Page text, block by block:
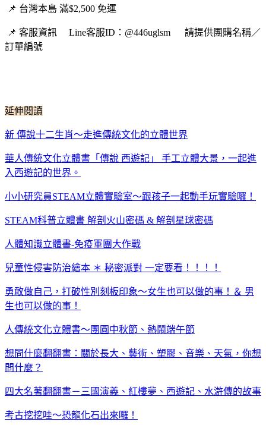
📌 台灣本島 滿$2,500 免運
📌 客服資訊 Line客服ID：@446uglsm 請提供團購名稱／
訂單編號
延伸閱讀
新 傳說十二生肖～走進傳統文化的立體世界
華人傳統文化立體書「傳說 西遊記」 手工立體大景，一起進
入西遊記的世界。
小小研究員STEAM立體實驗室～跟孩子一起動手玩實驗囉！
STEAM科普立體書 解剖火山密碼 & 解剖星球密碼
人體知識立體書-免疫軍團大作戰
兒童性侵害防治繪本 ＊ 秘密派對 一定要看！！！！
勇敢做自己，打破性別刻板印象～女生也可以做的事！＆ 男
生也可以做的事！
人傳統文化立體書～團圓中秋節、熱鬧端午節
想問什麼翻翻書：關於長大、藝術、塑膠、音樂、天氣，你想
問什麼？
四大名著翻翻書－三國演義、紅樓夢、西遊記、水滸傳的故事
考古挖挖哇～恐龍化石出來囉！